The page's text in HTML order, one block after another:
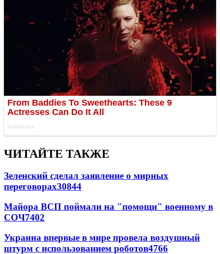
ЧИТАЙТЕ ТАКЖЕ
Зеленский сделал заявление о мирных
переговорах30844
Майора ВСП поймали на "помощи" военному в
СОЧ7402
Украина впервые в мире провела воздушный
штурм с использованием роботов4766